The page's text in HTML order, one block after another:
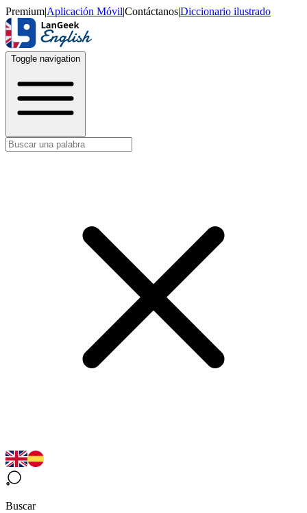
Premium|Aplicación Móvil|Contáctanos|Diccionario ilustrado
Toggle navigation
Buscar